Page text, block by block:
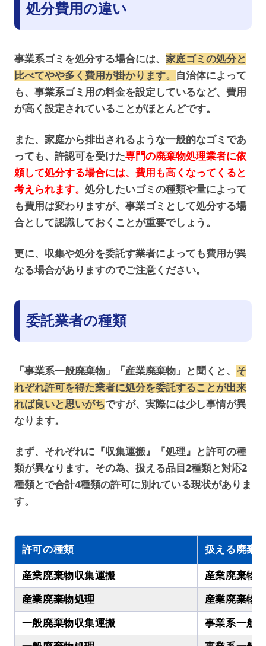
処分費用の違い
事業系ゴミを処分する場合には、 家庭ゴミの処分と
比べてやや多く費用が掛かります。
自治体によって
も、事業系ゴミ用の料金を設定しているなど、費用
が高く設定されていることがほとんどです。
また、家庭から排出されるような一般的なゴミであ
っても、許認可を受けた専門の廃棄物処理業者に依
頼して処分する場合には、費用も高くなってくると
考えられます。 処分したいゴミの種類や量によって
も費用は変わりますが、事業ゴミとして処分する場
合として認識しておくことが重要でしょう。
更に、収集や処分を委託す業者によっても費用が異
なる場合がありますのでご注意ください。
委託業者の種類
「事業系一般廃棄物」「産業廃棄物」と聞くと、 そ
れぞれ許可を得た業者に処分を委託することが出来
れば良いと思いがちですが、実際には少し事情が異
なります。
まず、それぞれに『収集運搬』『処理』と許可の種
類が異なります。その為、扱える品目2種類と対応2
種類とで合計4種類の許可に別れている現状がありま
す。
許可の種類 扱える廃棄
産業廃棄物収集運搬 産業廃棄物
産業廃棄物処理 産業廃棄物
一般廃棄物収集運搬 事業系一般